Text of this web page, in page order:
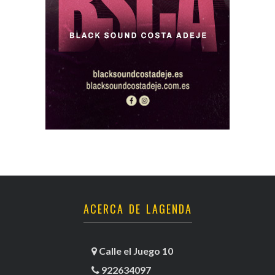
ACERCA DE LAGENDA
Calle el Juego 10
922634097